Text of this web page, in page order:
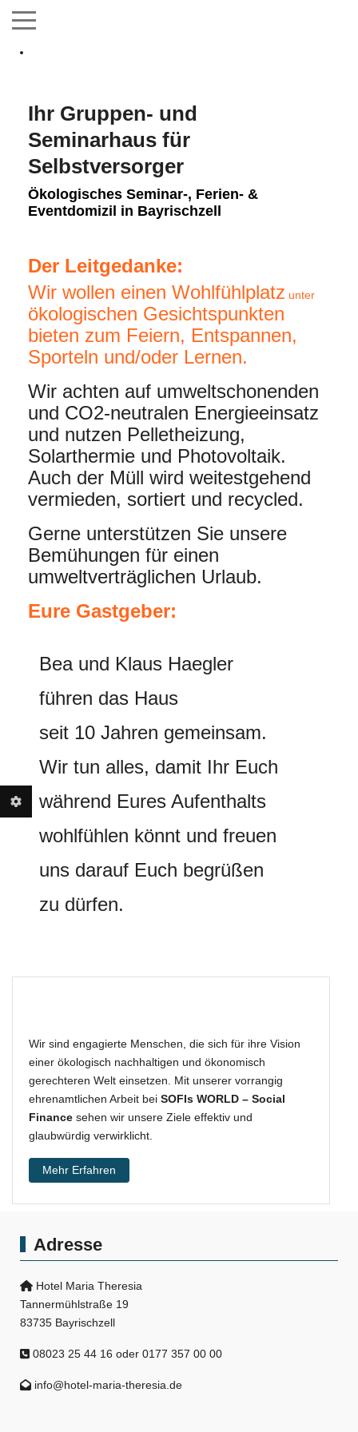
Ihr Gruppen- und
Seminarhaus für
Selbstversorger
Ökologisches Seminar-, Ferien- &
Eventdomizil in Bayrischzell
Der Leitgedanke:
Wir wollen einen Wohlfühlplatz unter
ökologischen Gesichtspunkten
bieten zum Feiern, Entspannen,
Sporteln und/oder Lernen.
Wir achten auf umweltschonenden
und CO2-neutralen Energieeinsatz
und nutzen Pelletheizung,
Solarthermie und Photovoltaik.
Auch der Müll wird weitestgehend
vermieden, sortiert und recycled.
Gerne unterstützen Sie unsere
Bemühungen für einen
umweltverträglichen Urlaub.
Eure Gastgeber:
Bea und Klaus Haegler
führen das Haus
seit 10 Jahren gemeinsam.
Wir tun alles, damit Ihr Euch
während Eures Aufenthalts
wohlfühlen könnt und freuen
uns darauf Euch begrüßen
zu dürfen.
Wir sind engagierte Menschen, die sich für ihre Vision
einer ökologisch nachhaltigen und ökonomisch
gerechteren Welt einsetzen. Mit unserer vorrangig
ehrenamtlichen Arbeit bei SOFIs WORLD – Social
Finance sehen wir unsere Ziele effektiv und
glaubwürdig verwirklicht.
Mehr Erfahren
Adresse
Hotel Maria Theresia
Tannermühlstraße 19
83735 Bayrischzell
08023 25 44 16 oder 0177 357 00 00
info@hotel-maria-theresia.de